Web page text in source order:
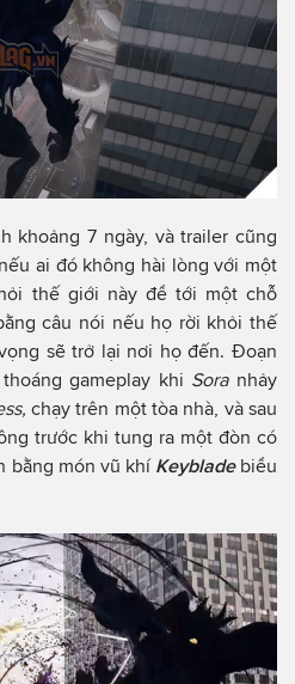
khoảng 7 ngày, và trailer cũng
ai đó không hài lòng với một
thế giới này để tới một chỗ
câu nói nếu họ rời khỏi thế
sẽ trở lại nơi họ đến. Đoạn
gameplay khi Soranhảy
chạy trên một tòa nhà, và sau
trước khi tung ra một đòn có
bằng món vũ khí Keybladebiểu